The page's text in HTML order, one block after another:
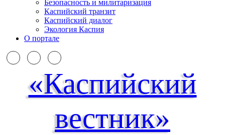
Безопасность и милитаризация
Каспийский транзит
Каспийский диалог
Экология Каспия
О портале
«Каспийский
вестник»